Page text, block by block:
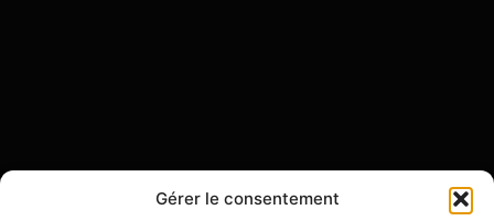
Gérer le consentement